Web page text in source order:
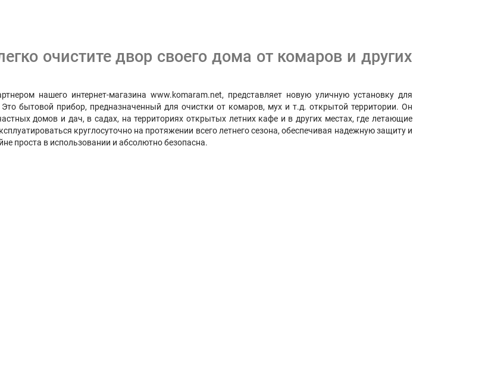
очистите двор своего дома от комаров и других
нашего интернет-магазина www.komaram.net, представляет новую уличную установку для
бытовой прибор, предназначенный для очистки от комаров, мух и т.д. открытой территории. Он
домов и дач, в садах, на территориях открытых летних кафе и в других местах, где летающие
круглосуточно на протяжении всего летнего сезона, обеспечивая надежную защиту и
проста в использовании и абсолютно безопасна.